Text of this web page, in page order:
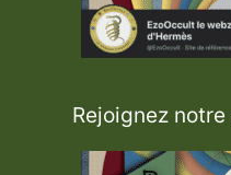
Rejoignez